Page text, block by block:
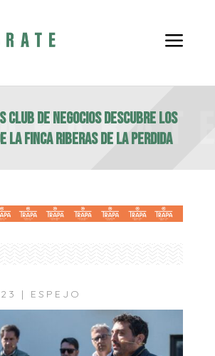
a
CLUB DE NEGOCIOS DESCUBRE LOS
LA FINCA RIBERAS DE LA PERDIDA
| ESPEJO